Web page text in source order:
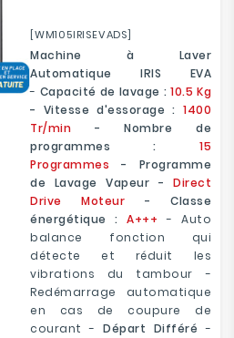
[WM105IRISEVADS]
Machine à Laver
Automatique IRIS EVA
- Capacité de lavage : 10.5 Kg
- Vitesse d'essorage : 1400
Tr/min - Nombre de
programmes : 15
Programmes - Programme
de Lavage Vapeur - Direct
Drive Moteur - Classe
énergétique :A+++
- Auto
balance fonction qui
détecte et réduit les
vibrations du tambour -
Redémarrage automatique
en cas de coupure de
courant - Départ Différé -